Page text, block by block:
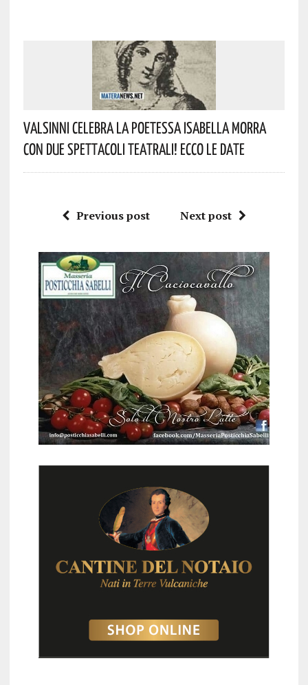
Valsinni Celebra La Poetessa Isabella Morra
Con Due Spettacoli Teatrali! Ecco Le Date
Previous post Next post